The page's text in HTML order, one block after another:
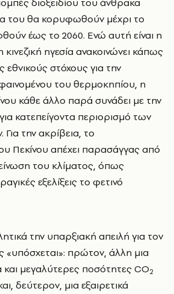
του θα κορυφωθούν μέχρι το
έως το 2060. Ενώ αυτή είναι η
ηγεσία ανακοινώνει κάπως
εθνικούς στόχους για την
του θερμοκηπίου, η
κάθε άλλο παρά συνάδει με την
κατεπείγοντα περιορισμό των
την ακρίβεια, το
Πεκίνου απέχει παρασάγγας από
του κλίματος, όπως
εξελίξεις το φετινό
την υπαρξιακή απειλή για τον
«υπόσχεται»: πρώτον, άλλη μια
και μεγαλύτερες ποσότητες CO2
δεύτερον, μια εξαιρετικά